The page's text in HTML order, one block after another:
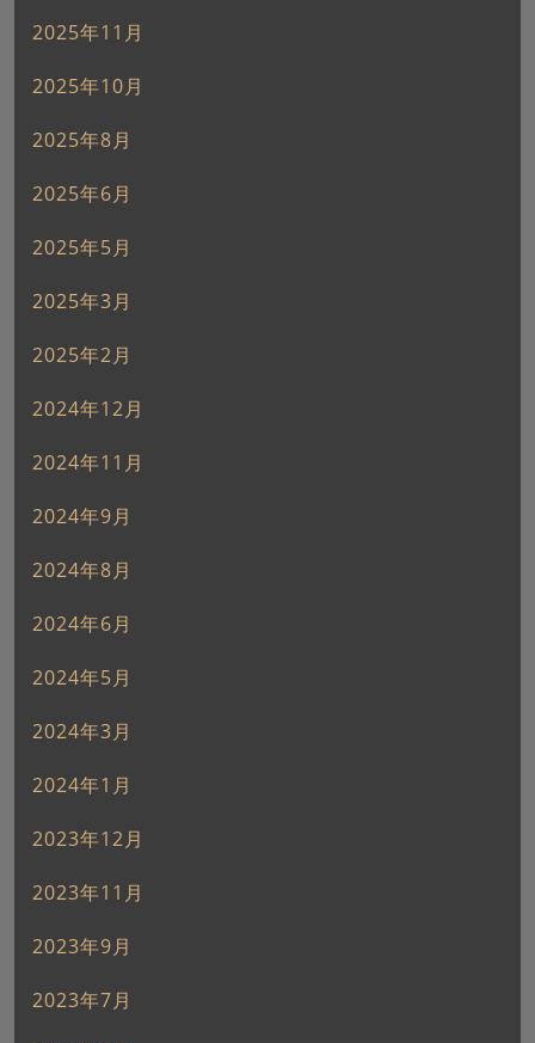
2025年11月
2025年10月
2025年8月
2025年6月
2025年5月
2025年3月
2025年2月
2024年12月
2024年11月
2024年9月
2024年8月
2024年6月
2024年5月
2024年3月
2024年1月
2023年12月
2023年11月
2023年9月
2023年7月